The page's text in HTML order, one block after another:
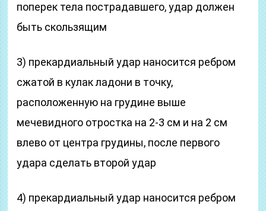
поперек тела пострадавшего, удар должен
быть скользящим
3) прекардиальный удар наносится ребром
сжатой в кулак ладони в точку,
расположенную на грудине выше
мечевидного отростка на 2-3 см и на 2 см
влево от центра грудины, после первого
удара сделать вто­рой удар
4) прекардиальный удар наносится ребром